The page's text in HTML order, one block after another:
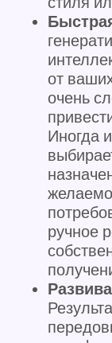
от
очень
Иногда
ручное